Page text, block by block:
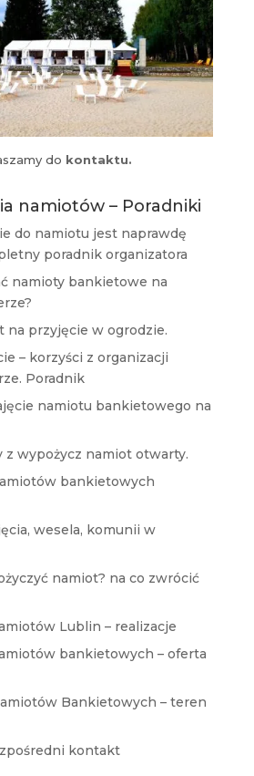
do kontaktu.
namiotów – Poradniki
do namiotu jest naprawdę
poradnik organizatora
namioty bankietowe na
na przyjęcie w ogrodzie.
– korzyści z organizacji
Poradnik
namiotu bankietowego na
z wypożycz namiot otwarty.
bankietowych
wesela, komunii w
namiot? na co zwrócić
Lublin – realizacje
bankietowych – oferta
Bankietowych – teren
kontakt